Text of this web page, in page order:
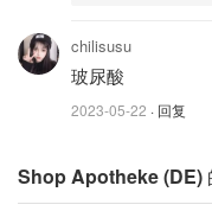
chilisusu
玻尿酸
2023-05-22 · 回复
Shop Apotheke (DE)